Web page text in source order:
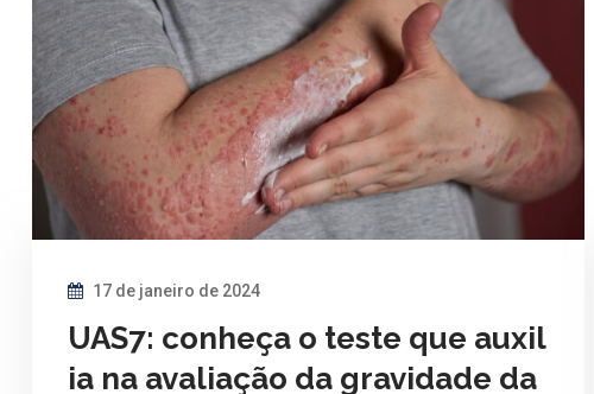
17 de janeiro de 2024
UAS7: conheça o teste que auxil
ia na avaliação da gravidade da